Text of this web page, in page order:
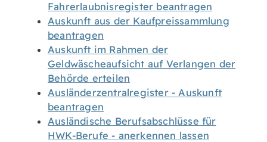
Fahrerlaubnisregister beantragen
Auskunft aus der Kaufpreissammlung
beantragen
Auskunft im Rahmen der
Geldwäscheaufsicht auf Verlangen der
Behörde erteilen
Ausländerzentralregister - Auskunft
beantragen
Ausländische Berufsabschlüsse für
HWK-Berufe - anerkennen lassen